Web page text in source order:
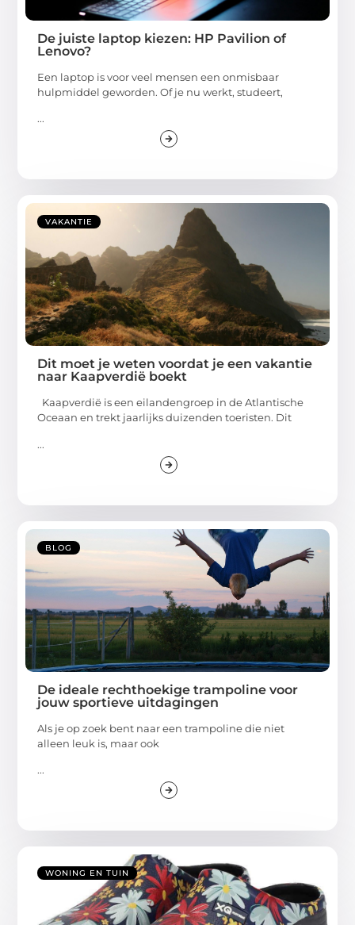
De juiste laptop kiezen: HP Pavilion of
Lenovo?
Een laptop is voor veel mensen een onmisbaar
hulpmiddel geworden. Of je nu werkt, studeert,
...
VAKANTIE
Dit moet je weten voordat je een vakantie
naar Kaapverdië boekt
Kaapverdië is een eilandengroep in de Atlantische
Oceaan en trekt jaarlijks duizenden toeristen. Dit
...
BLOG
De ideale rechthoekige trampoline voor
jouw sportieve uitdagingen
Als je op zoek bent naar een trampoline die niet
alleen leuk is, maar ook
...
WONING EN TUIN